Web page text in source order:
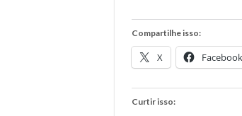
Compartilhe isso:
X Facebook
Curtir isso: